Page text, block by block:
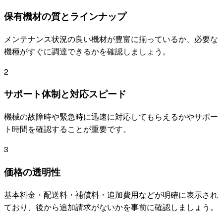
保有機材の質とラインナップ
メンテナンス状況の良い機材が豊富に揃っているか、必要な
機種がすぐに調達できるかを確認しましょう。
2
サポート体制と対応スピード
機械の故障時や緊急時に迅速に対応してもらえるかやサポー
ト時間を確認することが重要です。
3
価格の透明性
基本料金・配送料・補償料・追加費用などが明確に表示され
ており、後から追加請求がないかを事前に確認しましょう。